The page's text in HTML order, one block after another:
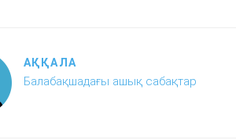
АҚҚАЛА
Балабақшадағы ашық сабақтар